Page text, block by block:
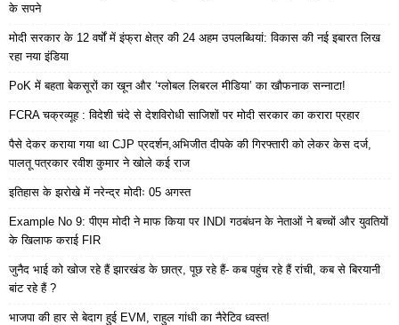
के सपने
मोदी सरकार के 12 वर्षों में इंफ्रा क्षेत्र की 24 अहम उपलब्धियां: विकास की नई इबारत लिख
रहा नया इंडिया
PoK में बहता बेकसूरों का खून और ‘ग्लोबल लिबरल मीडिया’ का खौफनाक सन्नाटा!
FCRA चक्रव्यूह : विदेशी चंदे से देशविरोधी साजिशों पर मोदी सरकार का करारा प्रहार
पैसे देकर कराया गया था CJP प्रदर्शन,अभिजीत दीपके की गिरफ्तारी को लेकर केस दर्ज,
पालतू पत्रकार रवीश कुमार ने खोले कई राज
इतिहास के झरोखे में नरेन्द्र मोदीः 05 अगस्त
Example No 9: पीएम मोदी ने माफ किया पर INDI गठबंधन के नेताओं ने बच्चों और युवतियों
के खिलाफ कराई FIR
जुनैद भाई को खोज रहे हैं झारखंड के छात्र, पूछ रहे हैं- कब पहुंच रहे हैं रांची, कब से बिरयानी
बांट रहे हैं ?
भाजपा की हार से बेदाग हुई EVM, राहुल गांधी का नैरेटिव ध्वस्त!